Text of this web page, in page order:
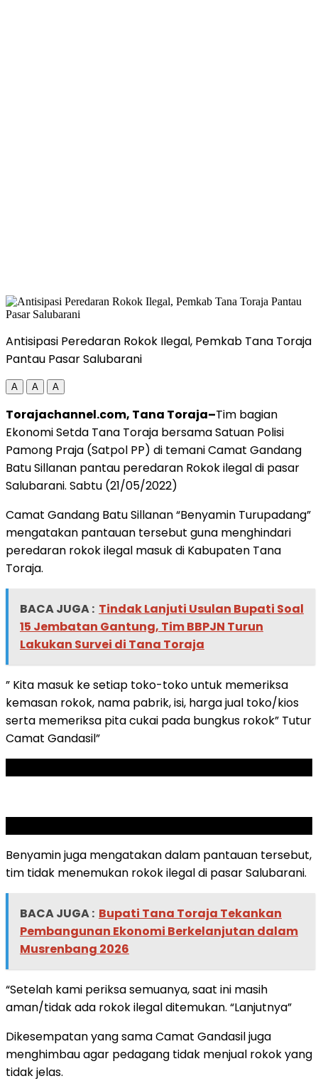
Antisipasi Peredaran Rokok Ilegal, Pemkab Tana Toraja
Pantau Pasar Salubarani
A A A
Torajachannel.com, Tana Toraja–Tim bagian
Ekonomi Setda Tana Toraja bersama Satuan Polisi
Pamong Praja (Satpol PP) di temani Camat Gandang
Batu Sillanan pantau peredaran Rokok ilegal di pasar
Salubarani. Sabtu (21/05/2022)
Camat Gandang Batu Sillanan “Benyamin Turupadang”
mengatakan pantauan tersebut guna menghindari
peredaran rokok ilegal masuk di Kabupaten Tana
Toraja.
BACA JUGA : Tindak Lanjuti Usulan Bupati Soal
15 Jembatan Gantung, Tim BBPJN Turun
Lakukan Survei di Tana Toraja
” Kita masuk ke setiap toko-toko untuk memeriksa
kemasan rokok, nama pabrik, isi, harga jual toko/kios
serta memeriksa pita cukai pada bungkus rokok” Tutur
Camat Gandasil”
Benyamin juga mengatakan dalam pantauan tersebut,
tim tidak menemukan rokok ilegal di pasar Salubarani.
BACA JUGA : Bupati Tana Toraja Tekankan
Pembangunan Ekonomi Berkelanjutan dalam
Musrenbang 2026
“Setelah kami periksa semuanya, saat ini masih
aman/tidak ada rokok ilegal ditemukan. “Lanjutnya”
Dikesempatan yang sama Camat Gandasil juga
menghimbau agar pedagang tidak menjual rokok yang
tidak jelas.